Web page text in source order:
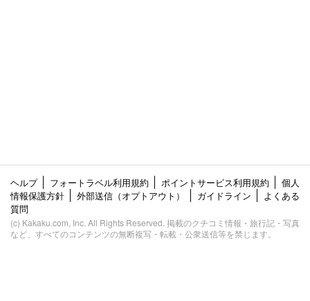
ヘルプ フォートラベル利用規約 ポイントサービス利用規約
個人
情報保護方針
外部送信（オプトアウト） ガイドライン
よくある
質問
(c) Kakaku.com, Inc. All Rights Reserved. 掲載のクチコミ情報・旅行記・写真
など、すべてのコンテンツの無断複写・転載・公衆送信等を禁じます。